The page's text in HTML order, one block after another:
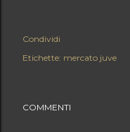
Condividi
Etichette: mercato juve
COMMENTI